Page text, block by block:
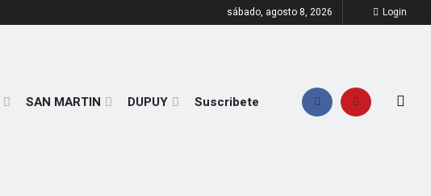
sábado, agosto 8, 2026 Login
SAN MARTIN DUPUY Suscribete